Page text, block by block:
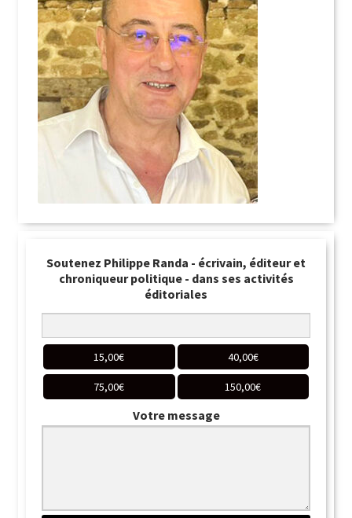
Soutenez Philippe Randa - écrivain, éditeur et
chroniqueur politique - dans ses activités
éditoriales
15,00€ 40,00€
75,00€ 150,00€
Votre message